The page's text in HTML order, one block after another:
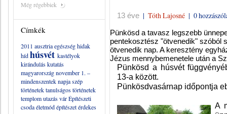
Még régebbiek
Címkék
2011 ausztriaegészséghidak
hídhúsvét kastélyok
kiránduláskutatás
magyarországnovember 1. –
mindenszentek napjaszép
történetektanulságos történetek
templomutazásvárÉpítészeti
csodaéletmódépítészetérdekes
13 éve | Tóth Lajosné | 0
Pünkösd a tavasz legszebb
pentekosztész "ötvenedik" szóból
ötvenedik nap. A keresztény
Jézus mennybemenetele után a
Pünkösd a húsvét
13-a között.
Pünkösdvasárnap időpontja
A